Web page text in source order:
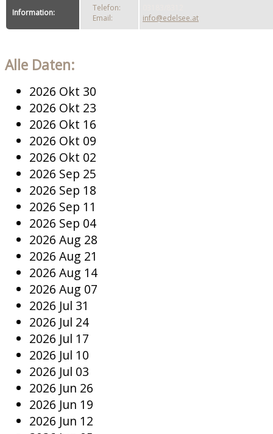
Information:
Telefon:
Email:
info@edelsee.at
Alle Daten:
2026 Okt 30
2026 Okt 23
2026 Okt 16
2026 Okt 09
2026 Okt 02
2026 Sep 25
2026 Sep 18
2026 Sep 11
2026 Sep 04
2026 Aug 28
2026 Aug 21
2026 Aug 14
2026 Aug 07
2026 Jul 31
2026 Jul 24
2026 Jul 17
2026 Jul 10
2026 Jul 03
2026 Jun 26
2026 Jun 19
2026 Jun 12